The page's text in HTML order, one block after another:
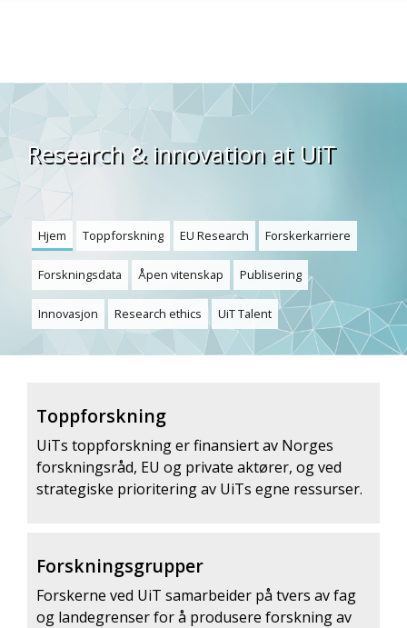
Gå til hovedinnhold
Research & innovation at UiT
Hjem Toppforskning EU Research Forskerkarriere
Forskningsdata Åpen vitenskap Publisering
Innovasjon Research ethics UiT Talent
Toppforskning
UiTs toppforskning er finansiert av Norges
forskningsråd, EU og private aktører, og ved
strategiske prioritering av UiTs egne ressurser.
Forskningsgrupper
Forskerne ved UiT samarbeider på tvers av fag
og landegrenser for å produsere forskning av